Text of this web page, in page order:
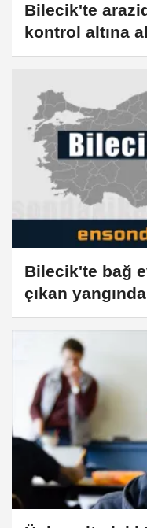
Bilecik'te
kontrol altına
Bilecik'te bağ
çıkan
hastanede öldü